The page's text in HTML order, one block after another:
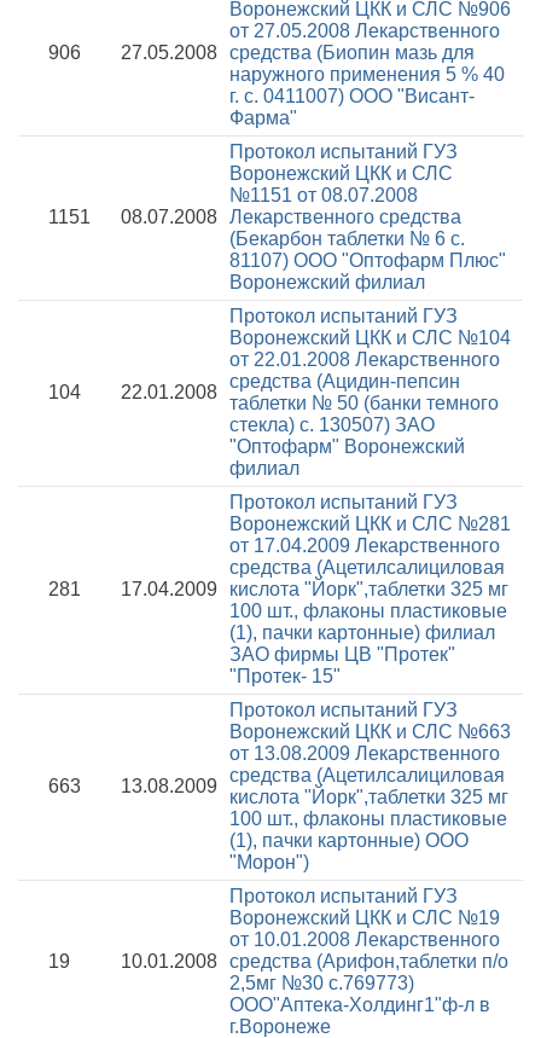
906 27.05.2008
Воронежский ЦКК и СЛС №906
от 27.05.2008 Лекарственного
средства (Биопин мазь для
наружного применения 5 % 40
г. с. 0411007) ООО "Висант-
Фарма"
1151 08.07.2008
Протокол испытаний ГУЗ
Воронежский ЦКК и СЛС
№1151 от 08.07.2008
Лекарственного средства
(Бекарбон таблетки № 6 с.
81107) ООО "Оптофарм Плюс"
Воронежский филиал
104 22.01.2008
Протокол испытаний ГУЗ
Воронежский ЦКК и СЛС №104
от 22.01.2008 Лекарственного
средства (Ацидин-пепсин
таблетки № 50 (банки темного
стекла) с. 130507) ЗАО
"Оптофарм" Воронежский
филиал
281 17.04.2009
Протокол испытаний ГУЗ
Воронежский ЦКК и СЛС №281
от 17.04.2009 Лекарственного
средства (Ацетилсалициловая
кислота "Йорк",таблетки 325 мг
100 шт., флаконы пластиковые
(1), пачки картонные) филиал
ЗАО фирмы ЦВ "Протек"
"Протек- 15"
663 13.08.2009
Протокол испытаний ГУЗ
Воронежский ЦКК и СЛС №663
от 13.08.2009 Лекарственного
средства (Ацетилсалициловая
кислота "Йорк",таблетки 325 мг
100 шт., флаконы пластиковые
(1), пачки картонные) ООО
"Морон")
19 10.01.2008
Протокол испытаний ГУЗ
Воронежский ЦКК и СЛС №19
от 10.01.2008 Лекарственного
средства (Арифон,таблетки п/о
2,5мг №30 с.769773)
ООО"Аптека-Холдинг1"ф-л в
г.Воронеже